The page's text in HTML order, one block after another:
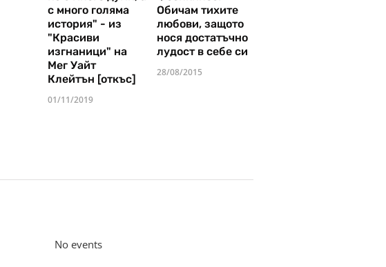
с много голяма
история" - из
"Красиви
изгнаници" на
Мег Уайт
Клейтън [откъс]
01/11/2019
Обичам тихите
любови, защото
нося достатъчно
лудост в себе си
28/08/2015
No events